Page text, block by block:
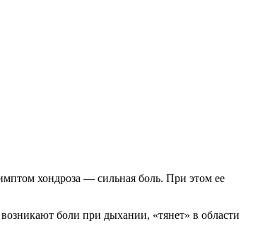
хондроза — сильная боль. При этом ее
боли при дыхании, «тянет» в области